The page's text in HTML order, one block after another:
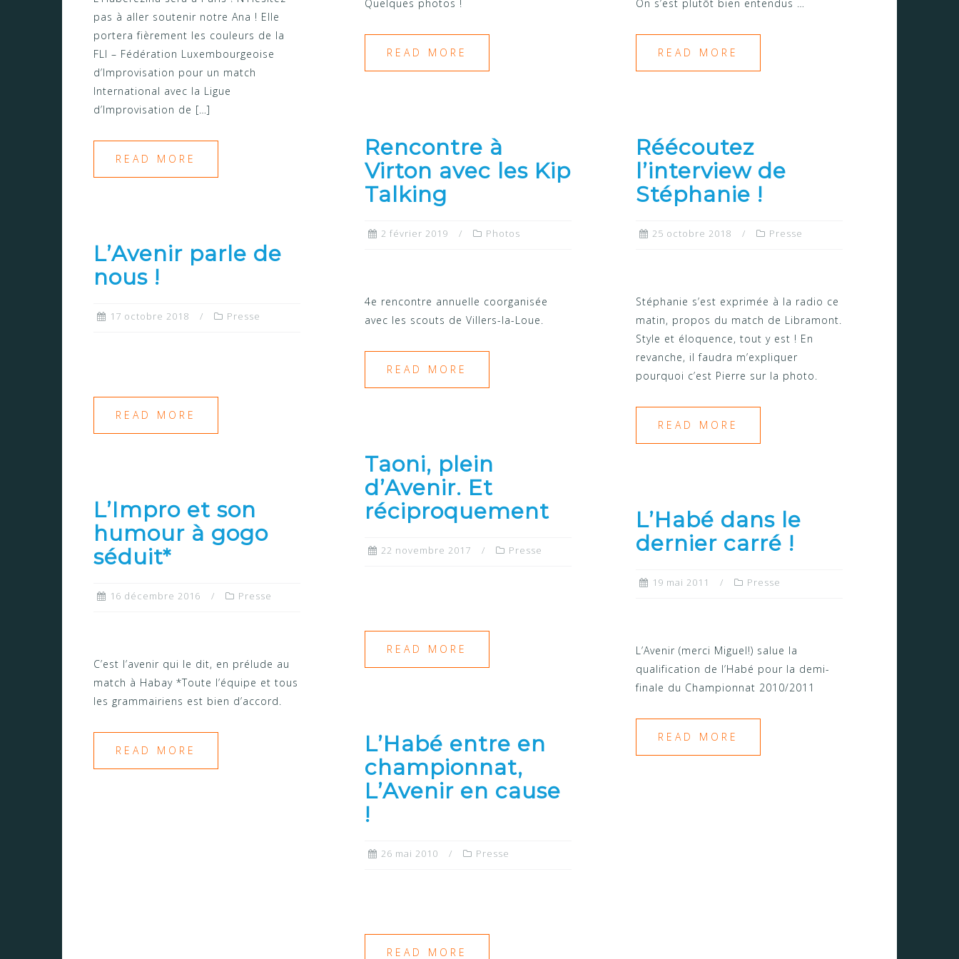
pas à aller soutenir notre Ana ! Elle
portera fièrement les couleurs de la
FLI – Fédération Luxembourgeoise
d’Improvisation pour un match
International avec la Ligue
d’Improvisation de […]
READ MORE
Quelques photos !
READ MORE
On s’est plutôt bien entendus …
READ MORE
Rencontre à
Virton avec les Kip
Talking
2 février 2019 Photos
4e rencontre annuelle coorganisée
avec les scouts de Villers-la-Loue.
READ MORE
Réécoutez
l’interview de
Stéphanie !
25 octobre 2018 Presse
Stéphanie s’est exprimée à la radio ce
matin, propos du match de Libramont.
Style et éloquence, tout y est ! En
revanche, il faudra m’expliquer
pourquoi c’est Pierre sur la photo.
READ MORE
L’Avenir parle de
nous !
17 octobre 2018 Presse
READ MORE
Taoni, plein
d’Avenir. Et
réciproquement
22 novembre 2017 Presse
READ MORE
L’Impro et son
humour à gogo
séduit*
16 décembre 2016 Presse
C’est l’avenir qui le dit, en prélude au
match à Habay *Toute l’équipe et tous
les grammairiens est bien d’accord.
READ MORE
L’Habé dans le
dernier carré !
19 mai 2011 Presse
L’Avenir (merci Miguel!) salue la
qualification de l’Habé pour la demi-
finale du Championnat 2010/2011
READ MORE
L’Habé entre en
championnat,
L’Avenir en cause
!
26 mai 2010 Presse
READ MORE